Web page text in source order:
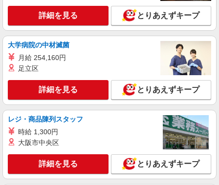
時給1350円〜2062円 ＜日払い有/週払い有/交
通費全支給(ガソリン代含む)＞
白河市
キープ 詳細を見る
株式会社kotrio /●SD-H-1975295
白河市｜小さなグループホームで家事や生活の
サポート！
時給1350円〜2062円 ＜日払い有/週払い有/交
キープ 詳細を見る
詳細を見る とりあえずキープ
大学病院の中材滅菌
月給 254,160円
足立区
詳細を見る とりあえずキープ
レジ・商品陳列スタッフ
時給 1,300円
大阪市中央区
詳細を見る とりあえずキープ